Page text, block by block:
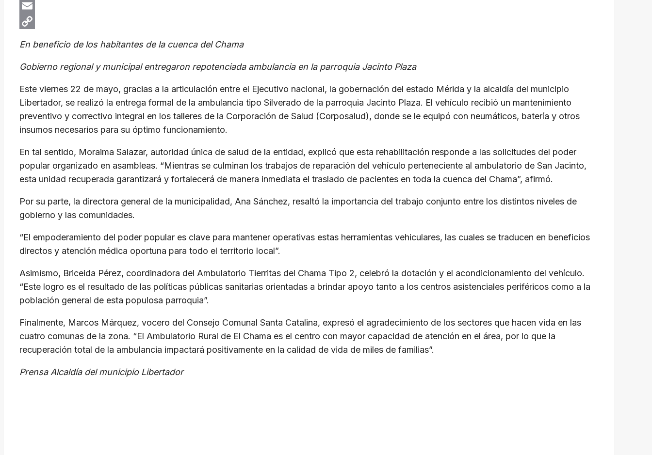
X
Email
En beneficio de los habitantes de la cuenca del Chama
Gobierno regional y municipal entregaron repotenciada ambulancia en la parroquia Jacinto Plaza
Este viernes 22 de mayo, gracias a la articulación entre el Ejecutivo nacional, la gobernación del estado Mérida y la alcaldía del municipio
Libertador, se realizó la entrega formal de la ambulancia tipo Silverado de la parroquia Jacinto Plaza. El vehículo recibió un mantenimiento
preventivo y correctivo integral en los talleres de la Corporación de Salud (Corposalud), donde se le equipó con neumáticos, batería y otros
insumos necesarios para su óptimo funcionamiento.
En tal sentido, Moraima Salazar, autoridad única de salud de la entidad, explicó que esta rehabilitación responde a las solicitudes del poder
popular organizado en asambleas. “Mientras se culminan los trabajos de reparación del vehículo perteneciente al ambulatorio de San Jacinto,
esta unidad recuperada garantizará y fortalecerá de manera inmediata el traslado de pacientes en toda la cuenca del Chama”, afirmó.
Por su parte, la directora general de la municipalidad, Ana Sánchez, resaltó la importancia del trabajo conjunto entre los distintos niveles de
gobierno y las comunidades.
“El empoderamiento del poder popular es clave para mantener operativas estas herramientas vehiculares, las cuales se traducen en beneficios
directos y atención médica oportuna para todo el territorio local”.
Asimismo, Briceida Pérez, coordinadora del Ambulatorio Tierritas del Chama Tipo 2, celebró la dotación y el acondicionamiento del vehículo.
“Este logro es el resultado de las políticas públicas sanitarias orientadas a brindar apoyo tanto a los centros asistenciales periféricos como a la
población general de esta populosa parroquia”.
Finalmente, Marcos Márquez, vocero del Consejo Comunal Santa Catalina, expresó el agradecimiento de los sectores que hacen vida en las
cuatro comunas de la zona. “El Ambulatorio Rural de El Chama es el centro con mayor capacidad de atención en el área, por lo que la
recuperación total de la ambulancia impactará positivamente en la calidad de vida de miles de familias”.
​Prensa Alcaldía del municipio Libertador